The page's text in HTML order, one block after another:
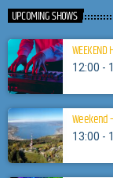
UPCOMING SHOWS
WEEKEND
12:00 -
Weekend
13:00 -